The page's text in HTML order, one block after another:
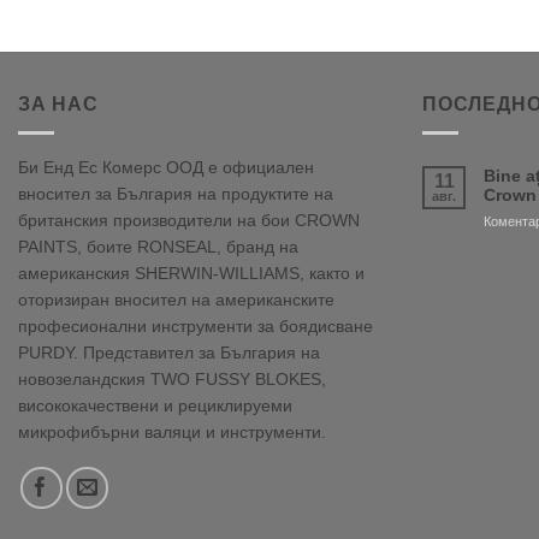
ЗА НАС
Би Енд Ес Комерс ООД е официален
вносител за България на продуктите на
британския производители на бои CROWN
PAINTS, боите RONSEAL, бранд на
американския SHERWIN-WILLIAMS, както и
оторизиран вносител на американските
професионални инструменти за боядисване
PURDY. Представител за България на
новозеландския TWO FUSSY BLOKES,
висококачествени и рециклируеми
микрофибърни валяци и инструменти.
11
авг.
Bine
Crown